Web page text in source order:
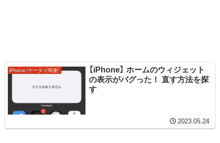
iPhone（ケータイ関連）
【iPhone】 ホームのウィジェット
の表示がバグった！ 直す方法を探
す
2023.05.24